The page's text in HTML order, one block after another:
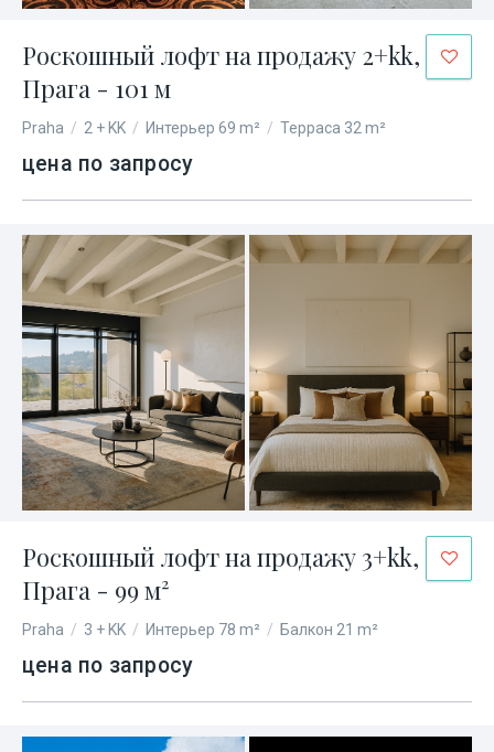
Роскошный лофт на продажу 2+kk,
Прага - 101 м
Praha / 2 + KK / Интерьер 69 m² / Терраса 32 m²
цена по запросу
Роскошный лофт на продажу 3+kk,
Прага - 99 м²
Praha / 3 + KK / Интерьер 78 m² / Балкон 21 m²
цена по запросу